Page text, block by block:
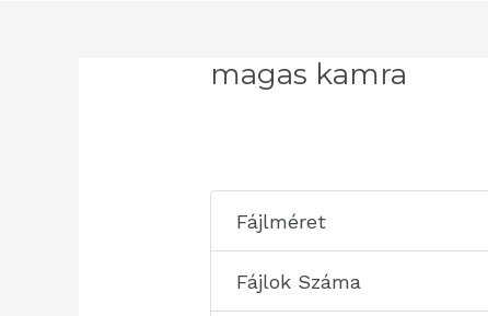
magas kamra
Fájlméret
Fájlok Száma